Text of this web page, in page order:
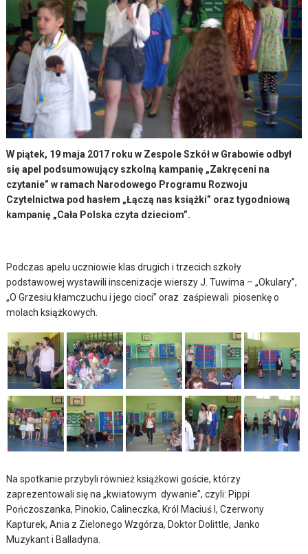
W piątek, 19 maja 2017 roku w Zespole Szkół w Grabowie odbył
się apel podsumowujący szkolną kampanię „Zakręceni na
czytanie” w ramach Narodowego Programu Rozwoju
Czytelnictwa pod hasłem „Łączą nas książki” oraz tygodniową
kampanię „Cała Polska czyta dzieciom”.
Podczas apelu uczniowie klas drugich i trzecich szkoły
podstawowej wystawili inscenizacje wierszy J. Tuwima – „Okulary”,
„O Grzesiu kłamczuchu i jego cioci” oraz zaśpiewali piosenkę o
molach książkowych.
Na spotkanie przybyli również książkowi goście, którzy
zaprezentowali się na „kwiatowym dywanie”, czyli: Pippi
Pończoszanka, Pinokio, Calineczka, Król Maciuś I, Czerwony
Kapturek, Ania z Zielonego Wzgórza, Doktor Dolittle, Janko
Muzykant i Balladyna.